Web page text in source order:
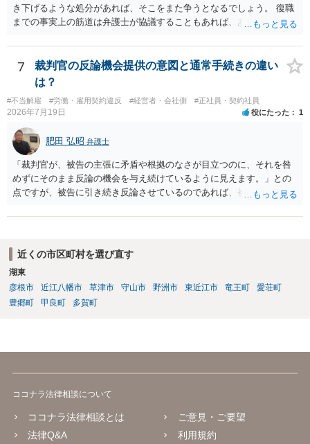
き下げるような処分があれば、そこをまた争うとなるでしょう。 復職
までの事実上の筋道は弁護士が協議することもあれば、あなたがご自
ょうから、別途費用が発生することもありますが、出勤日時の設定く
らいならサービスでしてくれるかもしれません。
7
裁判官の反論機会提供の意図と通常手続きの違い
は？
#不当解雇 #労働・雇用契約違反 #経営者・会社側 #正社員・契約社員
2026年7月19日 役にたった 1
肥田 弘昭 弁護士
「裁判官が、被告の主張に矛盾や根拠のなさが目立つのに、それを咎
めずにそのまま反論の機会を与え続けているように見えます。」との
点ですが、被告に引き続き反論させているのであれば、被告の主張が
くしている場合があります。被告がこれ以上ありませんと言えば終わ
近くの市区町村を選び直す
湖東
彦根市
近江八幡市 草津市 守山市 野洲市 東近江市 竜王町
愛荘町
豊郷町
甲良町 多賀町
ココナラ法律相談について
ココナラ法律相談とは
法律Q&A
ご意見・ご要望
利用規約